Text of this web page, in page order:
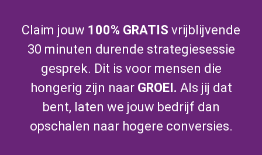
Claim jouw 100% GRATIS vrijblijvende
30 minuten durende strategiesessie
gesprek. Dit is voor mensen die
hongerig zijn naar GROEI. Als jij dat
bent, laten we jouw bedrijf dan
opschalen naar hogere conversies.